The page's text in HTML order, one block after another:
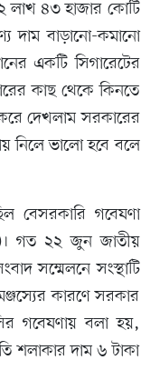
লাখ ৪৩ হাজার কোটি
দাম বাড়ানো-কমানো
একটি সিগারেটের
কাছ থেকে কিনতে
দেখলাম সরকারের
নিলে ভালো হবে বলে
বেসরকারি গবেষণা
গত ২২ জুন জাতীয়
সম্মেলনে সংস্থাটি
কারণে সরকার
গবেষণায় বলা হয়,
শলাকার দাম ৬ টাকা